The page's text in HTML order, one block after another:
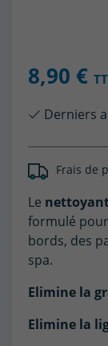
8,90 €
Derniers
Frais de
Le nettoyant
formulé
bords, des
spa.
Elimine la
Elimine la